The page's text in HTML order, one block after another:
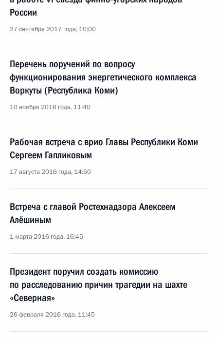
России
27 сентября 2017 года, 10:00
Перечень поручений по вопросу
функционирования энергетического комплекса
Воркуты (Республика Коми)
10 ноября 2016 года, 11:40
Рабочая встреча с врио Главы Республики Коми
Сергеем Гапликовым
17 августа 2016 года, 14:50
Встреча с главой Ростехнадзора Алексеем
Алёшиным
1 марта 2016 года, 16:45
Президент поручил создать комиссию
по расследованию причин трагедии на шахте
«Северная»
26 февраля 2016 года, 11:45